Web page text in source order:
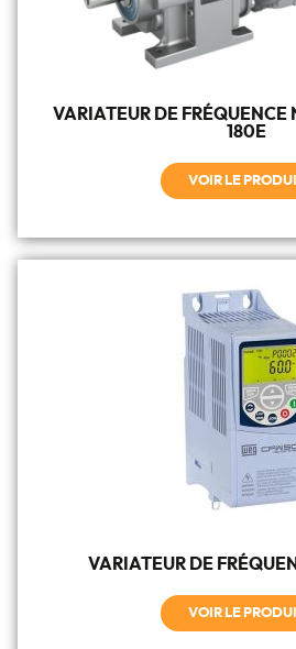
VARIATEUR DE FRÉQUENCE
180E
VOIR LE
VARIATEUR DE
VOIR LE